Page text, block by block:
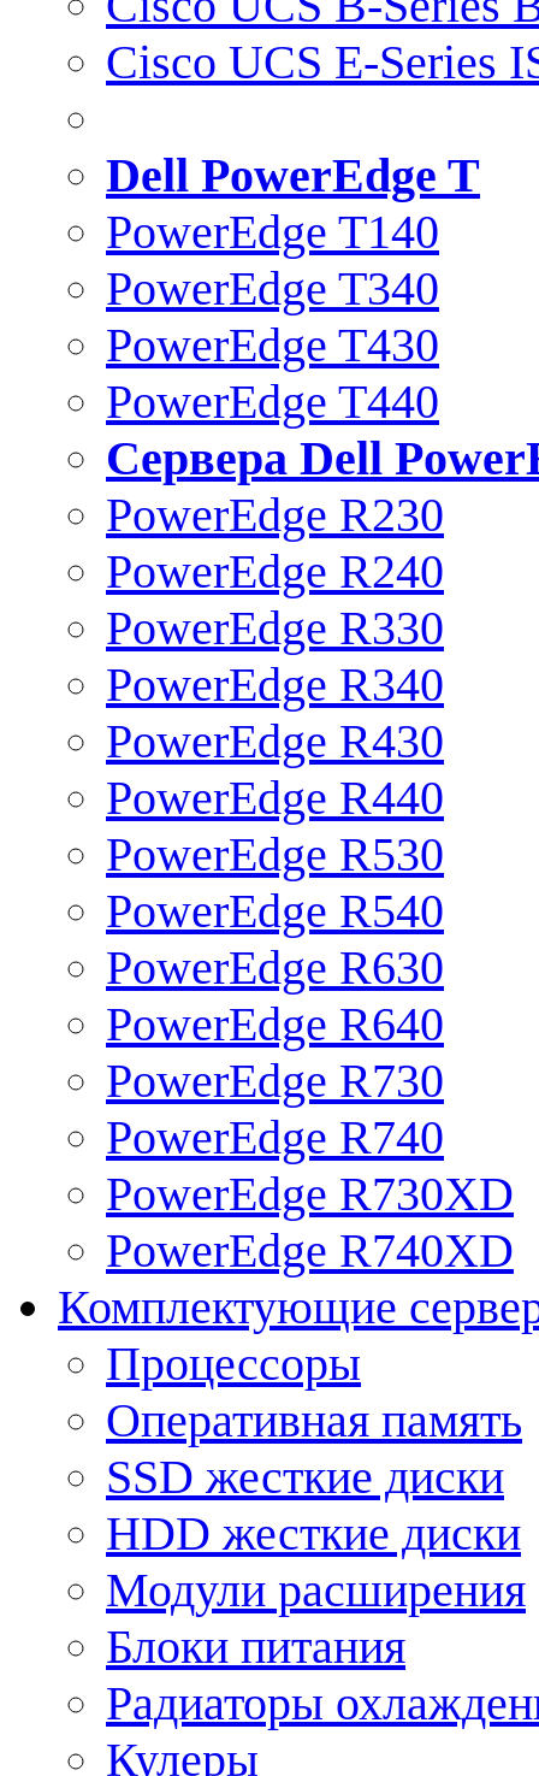
Cisco UCS E-Series
Dell PowerEdge T
PowerEdge T140
PowerEdge T340
PowerEdge T430
PowerEdge T440
Сервера Dell
PowerEdge R230
PowerEdge R240
PowerEdge R330
PowerEdge R340
PowerEdge R430
PowerEdge R440
PowerEdge R530
PowerEdge R540
PowerEdge R630
PowerEdge R640
PowerEdge R730
PowerEdge R740
PowerEdge R730XD
PowerEdge R740XD
Комплектующие
Процессоры
Оперативная память
SSD жесткие диски
HDD жесткие диски
Модули расширения
Блоки питания
Радиаторы
Кулеры